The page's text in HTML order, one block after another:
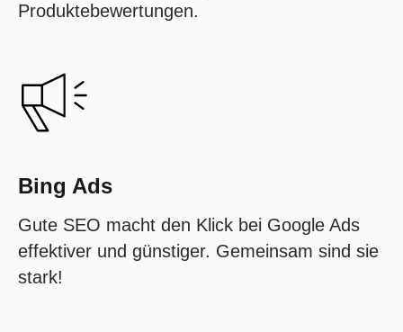
Produktebewertungen.
Bing Ads
Gute SEO macht den Klick bei Google Ads
effektiver und günstiger. Gemeinsam sind sie
stark!